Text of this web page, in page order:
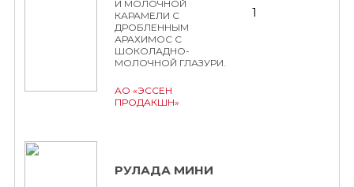
И МОЛОЧНОЙ
КАРАМЕЛИ С
ДРОБЛЕННЫМ
АРАХИМОС С
ШОКОЛАДНО-
МОЛОЧНОЙ ГЛАЗУРИ.
АО «ЭССЕН
ПРОДАКШН»
1
РУЛАДА МИНИ